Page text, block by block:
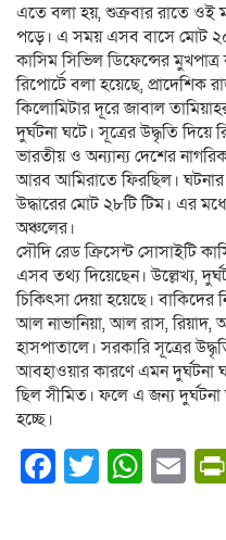
এতে বলা হয়, শুক্রবার রাতে ওই
পড়ে। এ সময় এসব বাসে মোট
কাসিম সিভিল ডিফেন্সের
রিপোর্টে বলা হয়েছে, প্রাদেশিক
কিলোমিটার দূরে জাবাল
দুর্ঘটনা ঘটে। সূত্রের উদ্ধৃতি
ভারতীয় ও অন্যান্য দেশের
আরব আমিরাতে ফিরছিল।
উদ্ধারের মোট ২৮টি টিম। এর
অঞ্চলের।
সৌদি রেড ক্রিসেন্ট সোসাইটি
এসব তথ্য দিয়েছেন। উল্লেখ্য,
চিকিৎসা দেয়া হয়েছে।
আল নাভানিয়া, আল রাস, রিয়াদ,
হাসপাতালে। সরকারি সূত্রের
আবহাওয়ার কারণে এমন দুর্ঘটনা
ছিল সীমিত। ফলে এ জন্য
হচ্ছে।
Facebook
Twitter